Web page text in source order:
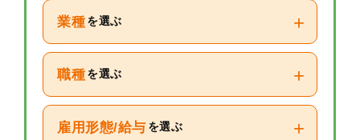
業種 を選ぶ +
職種 を選ぶ +
雇用形態/給与 を選ぶ +